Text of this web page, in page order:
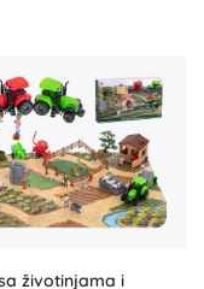
životinjama i